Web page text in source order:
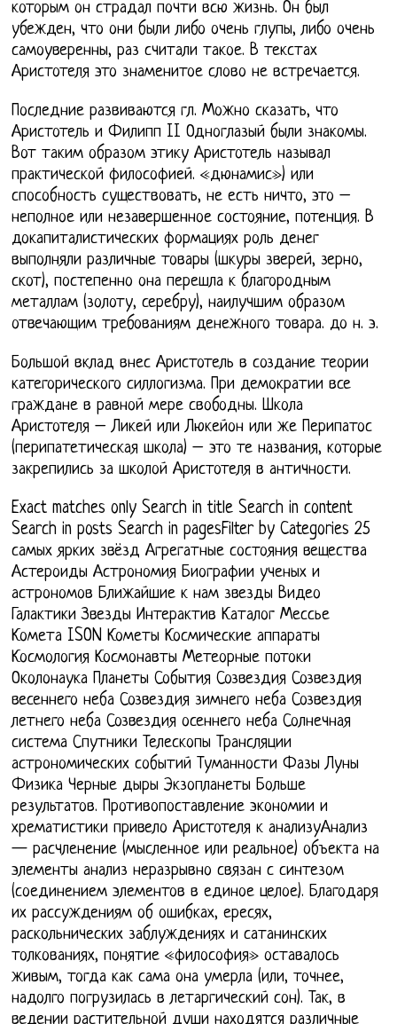
которым он страдал почти всю жизнь. Он был
убежден, что они были либо очень глупы, либо очень
самоуверенны, раз считали такое. В текстах
Аристотеля это знаменитое слово не встречается.
Последние развиваются гл. Можно сказать, что
Аристотель и Филипп II Одноглазый были знакомы.
Вот таким образом этику Аристотель называл
практической философией. «дюнамис») или
способность существовать, не есть ничто, это –
неполное или незавершенное состояние, потенция. В
докапиталистических формациях роль денег
выполняли различные товары (шкуры зверей, зерно,
скот), постепенно она перешла к благородным
металлам (золоту, серебру), наилучшим образом
отвечающим требованиям денежного товара. до н. э.
Большой вклад внес Аристотель в создание теории
категорического силлогизма. При демократии все
граждане в равной мере свободны. Школа
Аристотеля – Ликей или Люкейон или же Перипатос
(перипатетическая школа) – это те названия, которые
закрепились за школой Аристотеля в античности.
Exact matches only Search in title Search in content
Search in posts Search in pagesFilter by Categories 25
самых ярких звёзд Агрегатные состояния вещества
Астероиды Астрономия Биографии ученых и
астрономов Ближайшие к нам звезды Видео
Галактики Звезды Интерактив Каталог Мессье
Комета ISON Кометы Космические аппараты
Космология Космонавты Метеорные потоки
Околонаука Планеты События Созвездия Созвездия
весеннего неба Созвездия зимнего неба Созвездия
летнего неба Созвездия осеннего неба Солнечная
система Спутники Телескопы Трансляции
астрономических событий Туманности Фазы Луны
Физика Черные дыры Экзопланеты Больше
результатов. Противопоставление экономии и
хрематистики привело Аристотеля к анализуАнализ
— расчленение (мысленное или реальное) объекта на
элементы анализ неразрывно связан с синтезом
(соединением элементов в единое целое). Благодаря
их рассуждениям об ошибках, ересях,
раскольнических заблуждениях и сатанинских
толкованиях, понятие «философия» оставалось
живым, тогда как сама она умерла (или, точнее,
надолго погрузилась в летаргический сон). Так, в
ведении растительной души находятся различные